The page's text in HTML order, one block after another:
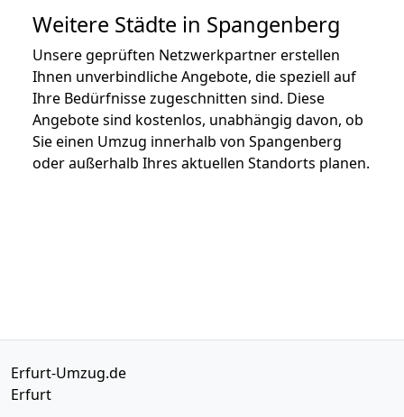
Weitere Städte in Spangenberg
Unsere geprüften Netzwerkpartner erstellen
Ihnen unverbindliche Angebote, die speziell auf
Ihre Bedürfnisse zugeschnitten sind. Diese
Angebote sind kostenlos, unabhängig davon, ob
Sie einen Umzug innerhalb von Spangenberg
oder außerhalb Ihres aktuellen Standorts planen.
Erfurt-Umzug.de
Erfurt